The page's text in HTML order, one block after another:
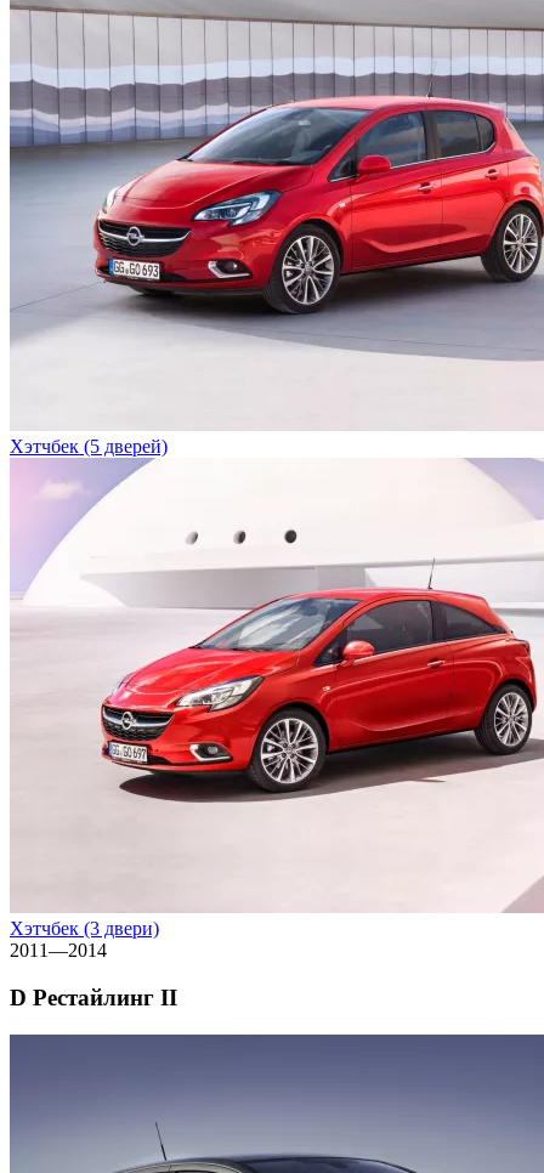
Хэтчбек (5 дверей)
Хэтчбек (3 двери)
2011—2014
D Рестайлинг II